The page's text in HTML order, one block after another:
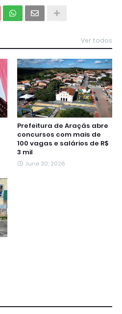
Ver todos
Prefeitura de Araçás abre
concursos com mais de
100 vagas e salários de R$
3 mil
June 30, 2026